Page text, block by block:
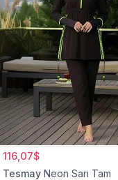
116,07$
Tesmay Neon Sarı Tam